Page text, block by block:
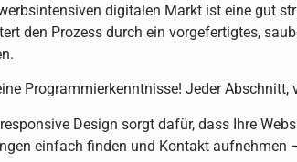
digitalen Markt ist eine gut
den Prozess durch ein vorgefertigtes,
Programmierkenntnisse! Jeder
Design sorgt dafür, dass Ihre
einfach finden und Kontakt aufnehmen